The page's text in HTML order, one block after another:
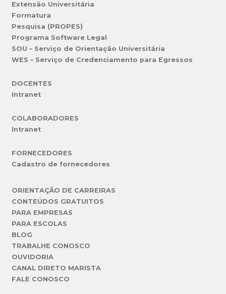
Extensão Universitária
Formatura
Pesquisa (PROPES)
Programa Software Legal
SOU – Serviço de Orientação Universitária
WES – Serviço de Credenciamento para Egressos
DOCENTES
Intranet
COLABORADORES
Intranet
FORNECEDORES
Cadastro de fornecedores
ORIENTAÇÃO DE CARREIRAS
CONTEÚDOS GRATUITOS
PARA EMPRESAS
PARA ESCOLAS
BLOG
TRABALHE CONOSCO
OUVIDORIA
CANAL DIRETO MARISTA
FALE CONOSCO